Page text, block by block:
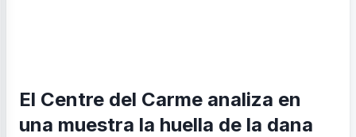
El Centre del Carme analiza en
una muestra la huella de la dana